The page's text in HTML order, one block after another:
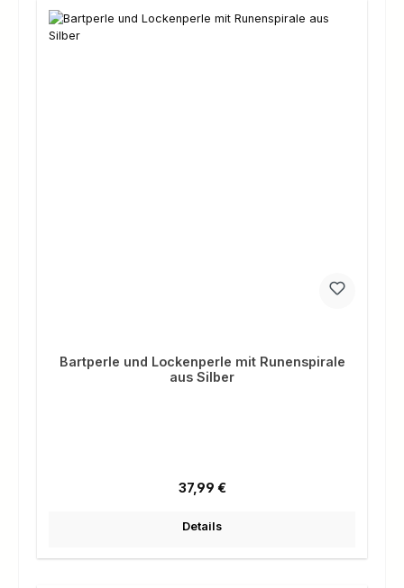
Bartperle und Lockenperle mit Runenspirale
aus Silber
Regulärer Preis:
37,99 €
Details